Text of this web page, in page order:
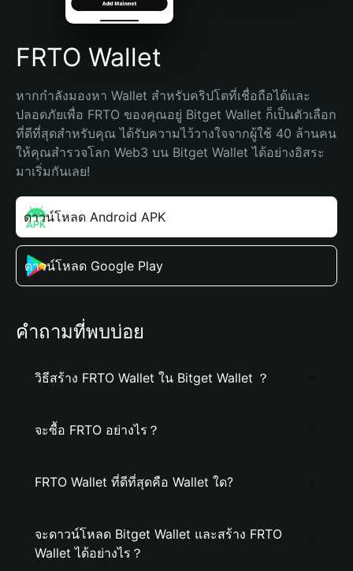
Español (Argentina)
FRTO Wallet
หากกำลังมองหา Wallet สำหรับคริปโตที่เชื่อถือได้และ
ปลอดภัยเพื่อ FRTO ของคุณอยู่ Bitget Wallet ก็เป็นตัวเลือก
ที่ดีที่สุดสำหรับคุณ ได้รับความไว้วางใจจากผู้ใช้ 40 ล้านคน
ให้คุณสำรวจโลก Web3 บน Bitget Wallet ได้อย่างอิสระ
มาเริ่มกันเลย!
ดาวน์โหลด Android APK
ดาวน์โหลด Google Play
คำถามที่พบบ่อย
วิธีสร้าง FRTO Wallet ใน Bitget Wallet ？
จะซื้อ FRTO อย่างไร？
FRTO Wallet ที่ดีที่สุดคือ Wallet ใด?
จะดาวน์โหลด Bitget Wallet และสร้าง FRTO
Wallet ได้อย่างไร？